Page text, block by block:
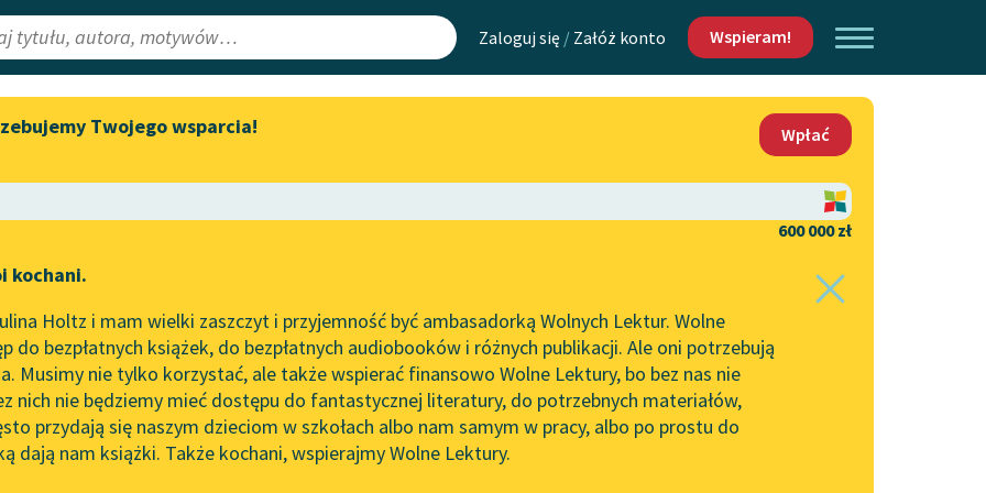
Zaloguj się / Załóż konto Wspieram!
Lektury
redakcyjne
Aktualności
Spotkanie z Katarzyną Tunkiel
do słuchania na Wolnych
Lekturach
Nowy audiobook – „Marzenie
o Oriencie” Sophie Elkan
Kolekcja Nadwyraz.com x
Wolne Lektury – idealna na
Mapa Wolnych Lektur
Leśmianator
API
OAI-PMH
Widget Wolnych Lektur
Kontakt
O projekcie
Zasady wykorzystania
Wolnych Lektur
Logotypy
Materiały promocyjne
Twojego wsparcia!
Wpłać
600 000 zł
kochani.
Holtz i mam wielki zaszczyt i przyjemność być ambasadorką Wolnych Lektur. Wolne
do bezpłatnych książek, do bezpłatnych audiobooków i różnych publikacji. Ale oni potrzebują
Musimy nie tylko korzystać, ale także wspierać finansowo Wolne Lektury, bo bez nas nie
nich nie będziemy mieć dostępu do fantastycznej literatury, do potrzebnych materiałów,
przydają się naszym dzieciom w szkołach albo nam samym w pracy, albo po prostu do
dają nam książki. Także kochani, wspierajmy Wolne Lektury.
Trzy poemata